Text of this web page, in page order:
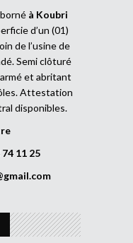
à Koubri
d’un (01)
de l’usine de
Semi clôturé
et abritant
Attestation
disponibles.
11 25